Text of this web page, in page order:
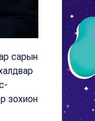
сарын
зохион